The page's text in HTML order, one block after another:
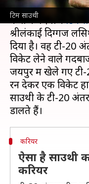
टिम साउथी
भारत के खिलाफ
के तेज गेंदबाजटिम
श्रीलंकाई दिग्गज
दिया है। वह टी-20
विकेट लेने वाले
जयपुर में खेले गए टी-
रन देकर एक विकेट
साउथी के टी-20
करियर
ऐसा है साउथी
करियर